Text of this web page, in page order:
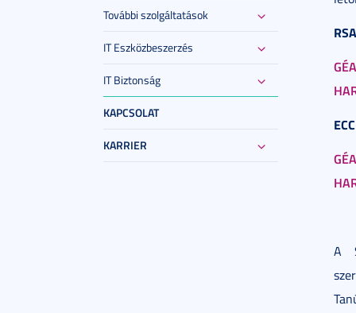
További szolgáltatások
IT Eszközbeszerzés
IT Biztonság
KAPCSOLAT
KARRIER
A